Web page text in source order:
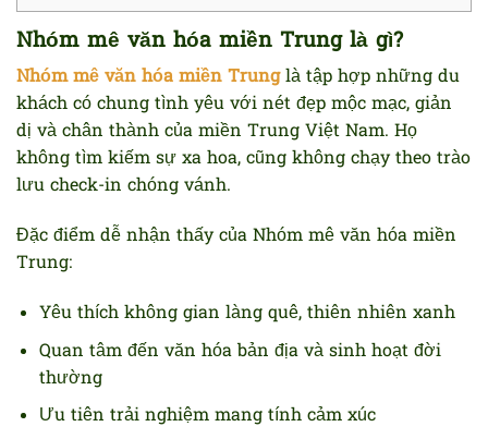
Nhóm mê văn hóa miền Trung là gì?
Nhóm mê văn hóa miền Trunglà tập hợp những du
khách có chung tình yêu với nét đẹp mộc mạc, giản
dị và chân thành của miền Trung Việt Nam. Họ
không tìm kiếm sự xa hoa, cũng không chạy theo trào
lưu check-in chóng vánh.
Đặc điểm dễ nhận thấy của Nhóm mê văn hóa miền
Trung:
Yêu thích không gian làng quê, thiên nhiên xanh
Quan tâm đến văn hóa bản địa và sinh hoạt đời
thường
Ưu tiên trải nghiệm mang tính cảm xúc